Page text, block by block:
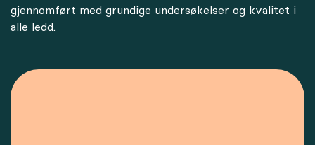
gjennomført med grundige undersøkelser og kvalitet i
alle ledd.